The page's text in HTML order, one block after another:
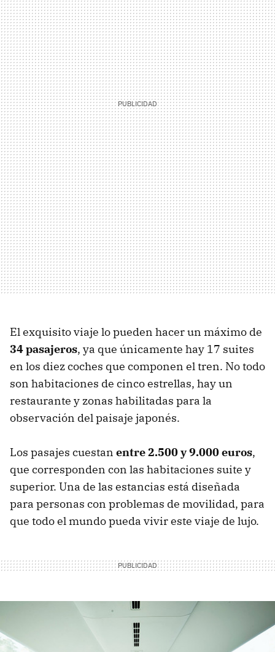
El exquisito viaje lo pueden hacer un máximo de
34 pasajeros, ya que únicamente hay 17 suites
en los diez coches que componen el tren. No todo
son habitaciones de cinco estrellas, hay un
restaurante y zonas habilitadas para la
observación del paisaje japonés.
Los pasajes cuestan entre 2.500 y 9.000 euros,
que corresponden con las habitaciones suite y
superior. Una de las estancias está diseñada
para personas con problemas de movilidad, para
que todo el mundo pueda vivir este viaje de lujo.